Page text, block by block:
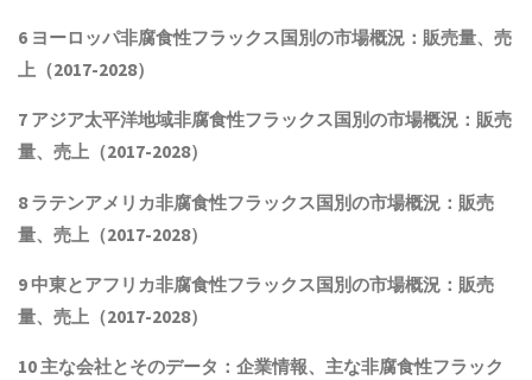
6 ヨーロッパ非腐食性フラックス国別の市場概況：販売量、売
上（2017-2028）
7 アジア太平洋地域非腐食性フラックス 国別の市場概況：販売
量、売上（2017-2028）
8 ラテンアメリカ非腐食性フラックス国別の市場概況：販売
量、売上（2017-2028）
9 中東とアフリカ非腐食性フラックス国別の市場概況：販売
量、売上（2017-2028）
10 主な会社とそのデータ ：企業情報、主な非腐食性フラック